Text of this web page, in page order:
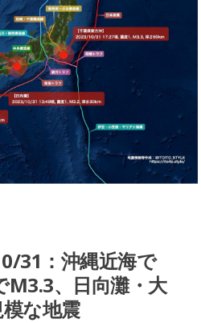
31：沖縄近海で
M3.3、日向灘・大
な地震